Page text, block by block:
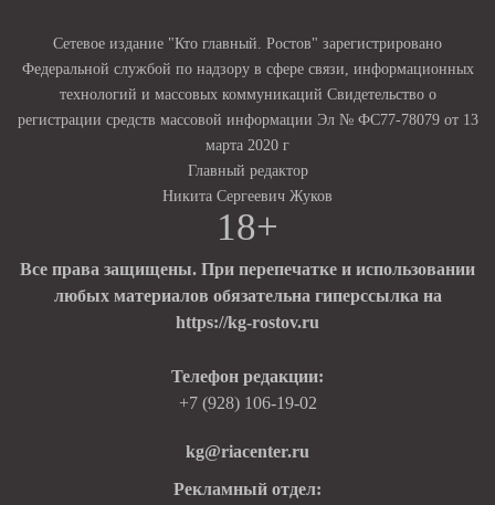
Сетевое издание "Кто главный. Ростов" зарегистрировано
Федеральной службой по надзору в сфере связи, информационных
технологий и массовых коммуникаций Свидетельство о
регистрации средств массовой информации Эл № ФС77-78079 от 13
марта 2020 г
Главный редактор
Никита Сергеевич Жуков
18+
Все права защищены. При перепечатке и использовании
любых материалов обязательна гиперссылка на
https://kg-rostov.ru
Телефон редакции:
+7 (928) 106-19-02
kg@riacenter.ru
Рекламный отдел: